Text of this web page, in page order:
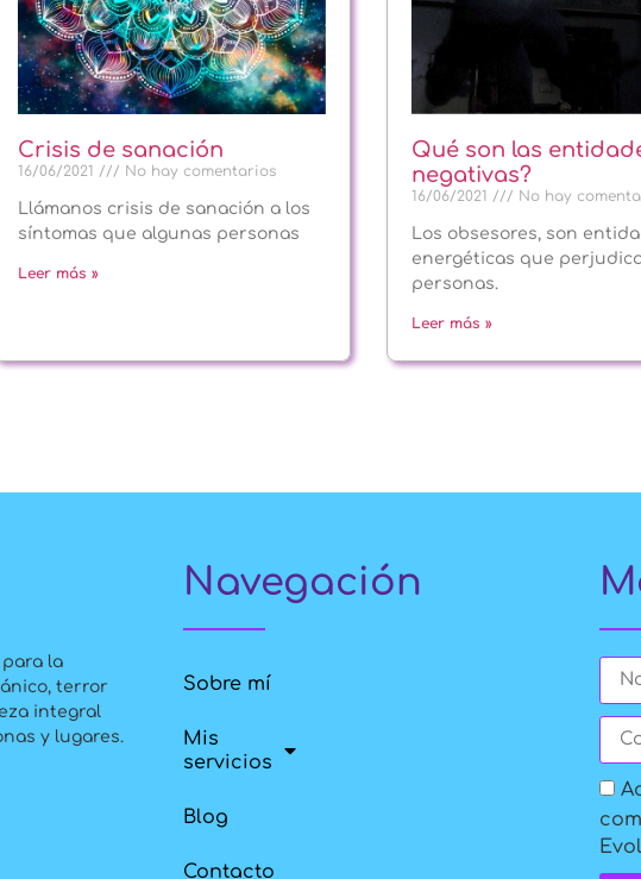
Crisis de sanación
16/06/2021 No hay comentarios
Llámanos crisis de sanación a los
síntomas que algunas personas
Leer más »
Qué son las
negativas?
16/06/2021 No hay
Los obsesores, son
energéticas que
personas.
Leer más »
la
terror
integral
y lugares.
Navegación
Sobre mí
Mis
servicios
Blog
Contacto